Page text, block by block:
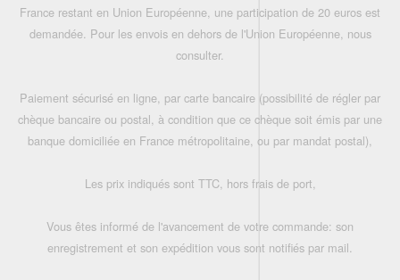
France restant en Union Européenne, une participation de 20 euros est
demandée. Pour les envois en dehors de l'Union Européenne, nous
consulter.
Paiement sécurisé en ligne, par carte bancaire (possibilité de régler par
chèque bancaire ou postal, à condition que ce chèque soit émis par une
banque domiciliée en France métropolitaine, ou par mandat postal),
Les prix indiqués sont TTC, hors frais de port,
Vous êtes informé de l'avancement de votre commande: son
enregistrement et son expédition vous sont notifiés par mail.